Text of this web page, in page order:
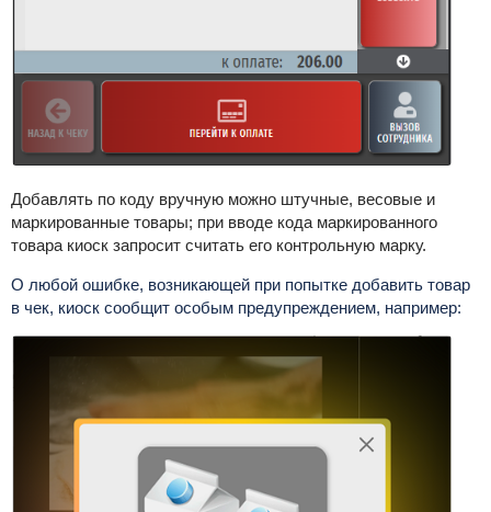
Добавлять по коду вручную можно штучные, весовые и
маркированные товары; при вводе кода маркированного
товара киоск запросит считать его контрольную марку.
О любой ошибке, возникающей при попытке добавить товар
в чек, киоск сообщит особым предупреждением, например: